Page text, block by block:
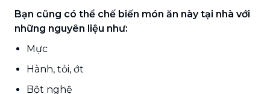
Bạn cũng có thể chế biến món ăn này tại nhà với
những nguyên liệu như:
Mực
Hành, tỏi, ớt
Bột nghệ